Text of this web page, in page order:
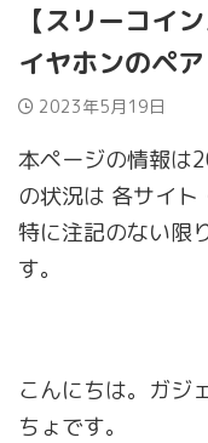
【スリーコイ
イヤホンのペ
2023年5月19日
本ページの情報は
の状況は 各サイト
特に注記のない限
す。
こんにちは。ガジ
ちょです。